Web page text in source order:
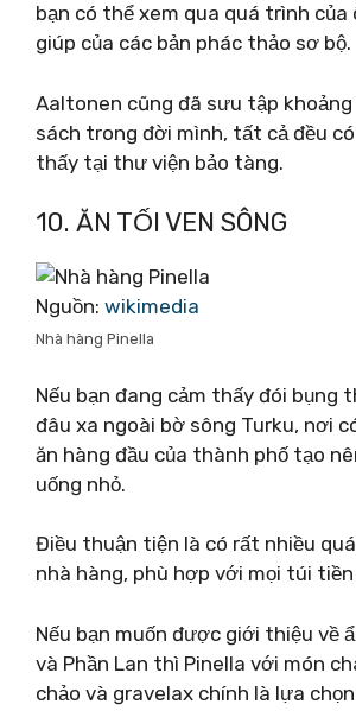
bạn có thể xem qua quá trình
giúp của các bản phác thảo sơ bộ.
Aaltonen cũng đã sưu tập khoảng
sách trong đời mình, tất cả đều
thấy tại thư viện bảo tàng.
10. ĂN TỐI VEN SÔNG
Nguồn: wikimedia
Nhà hàng Pinella
Nếu bạn đang cảm thấy đói bụng
đâu xa ngoài bờ sông Turku, nơi
ăn hàng đầu của thành phố tạo
uống nhỏ.
Điều thuận tiện là có rất nhiều
nhà hàng, phù hợp với mọi túi
Nếu bạn muốn được giới thiệu về
và Phần Lan thì Pinella với món
chảo và gravelax chính là lựa